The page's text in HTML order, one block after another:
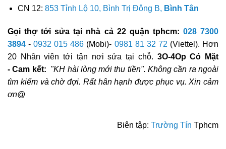
CN 12: 853 Tỉnh Lộ 10, Bình Trị Đông B, Bình Tân
Gọi thợ tới sửa tại nhà cả 22 quận tphcm: 028 7300
3894-0932 015 486 (Mobi)- 0981 81 32 72 (Viettel). Hơn
20 Nhân viên tới tận nơi sửa tại chỗ. 3O-4Op Có Mặt
- Cam kết: "KH hài lòng mới thu tiền". Không cần ra ngoài
tìm kiếm và chờ đợi. Rất hân hạnh được phục vụ. Xin cảm
ơn@
Biên tập: Trường Tín Tphcm